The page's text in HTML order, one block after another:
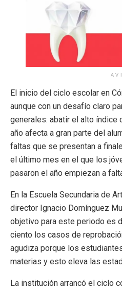
El inicio del ciclo escolar en
aunque con un desafío claro
generales: abatir el alto índice
año afecta a gran parte del
faltas que se presentan a
el último mes en el que los
pasaron el año empiezan a
En la Escuela Secundaria de
director Ignacio Domínguez
objetivo para este periodo es
ciento los casos de
agudiza porque los
materias y esto eleva las
La institución arrancó el ciclo